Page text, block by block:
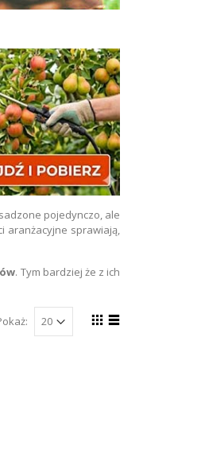
pojedynczo, ale
aranżacyjne sprawiają,
. Tym bardziej że z ich